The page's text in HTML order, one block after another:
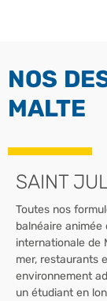
NOS
MALTE
SAINT
Toutes nos
balnéaire
internationale de
mer, restaurants
environnement
un étudiant en